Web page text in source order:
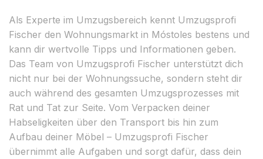
Als Experte im Umzugsbereich kennt Umzugsprofi
Fischer den Wohnungsmarkt in Móstoles bestens und
kann dir wertvolle Tipps und Informationen geben.
Das Team von Umzugsprofi Fischer unterstützt dich
nicht nur bei der Wohnungssuche, sondern steht dir
auch während des gesamten Umzugsprozesses mit
Rat und Tat zur Seite. Vom Verpacken deiner
Habseligkeiten über den Transport bis hin zum
Aufbau deiner Möbel – Umzugsprofi Fischer
übernimmt alle Aufgaben und sorgt dafür, dass dein